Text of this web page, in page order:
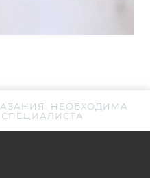
НЕОБХОДИМА